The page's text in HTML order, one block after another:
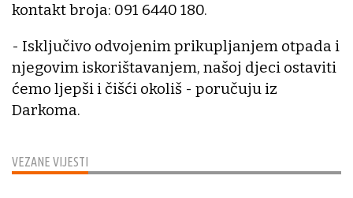
VEZANE VIJESTI
kontakt broja: 091 6440 180.
- Isključivo odvojenim prikupljanjem otpada i
njegovim iskorištavanjem, našoj djeci ostaviti
ćemo ljepši i čišći okoliš - poručuju iz
Darkoma.